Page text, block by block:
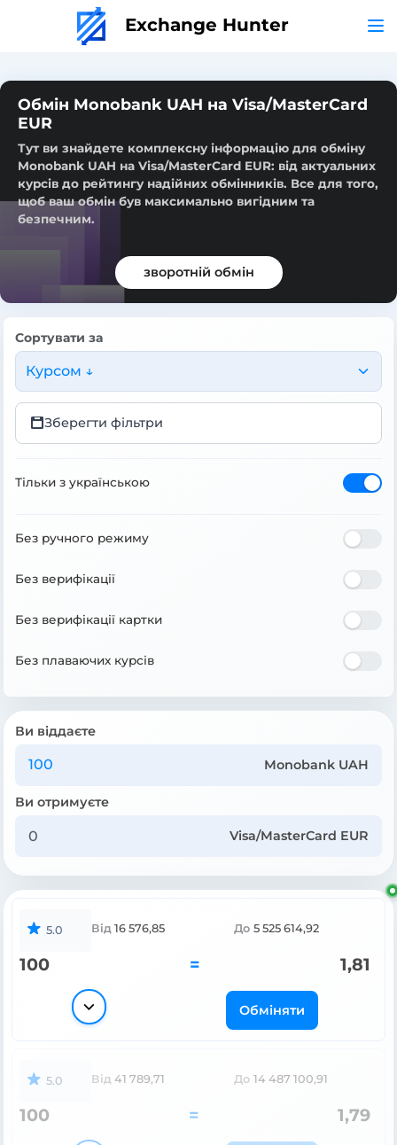
Exchange Hunter
Обмін Monobank UAH на Visa/MasterCard
EUR
Тут ви знайдете комплексну інформацію для обміну
Monobank UAH на Visa/MasterCard EUR: від актуальних
курсів до рейтингу надійних обмінників. Все для того,
щоб ваш обмін був максимально вигідним та
безпечним.
зворотній обмін
Сортувати за
Курсом ↓
Зберегти фільтри
Тільки з українською
Без ручного режиму
Без верифікації
Без верифікації картки
Без плаваючих курсів
Ви віддаєте
Monobank UAH
Ви отримуєте
Visa/MasterCard EUR
5.0 Від 16 576,85 До 5 525 614,92
100 = 1,81
Обміняти
5.0 Від 41 789,71 До 14 487 100,91
100 = 1,79